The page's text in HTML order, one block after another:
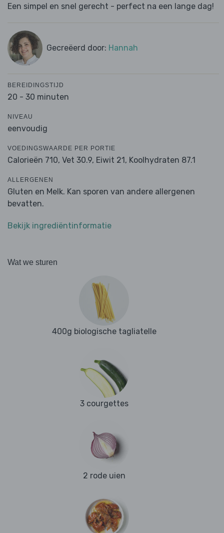
Een simpel en snel gerecht - perfect na een lange dag!
Gecreëerd door: Hannah
BEREIDINGSTIJD
20 - 30 minuten
NIVEAU
eenvoudig
VOEDINGSWAARDE PER PORTIE
Calorieën 710, Vet 30.9, Eiwit 21, Koolhydraten 87.1
ALLERGENEN
Gluten en Melk. Kan sporen van andere allergenen
bevatten.
Bekijk ingrediëntinformatie
Wat we sturen
400g biologische tagliatelle
3 courgettes
2 rode uien